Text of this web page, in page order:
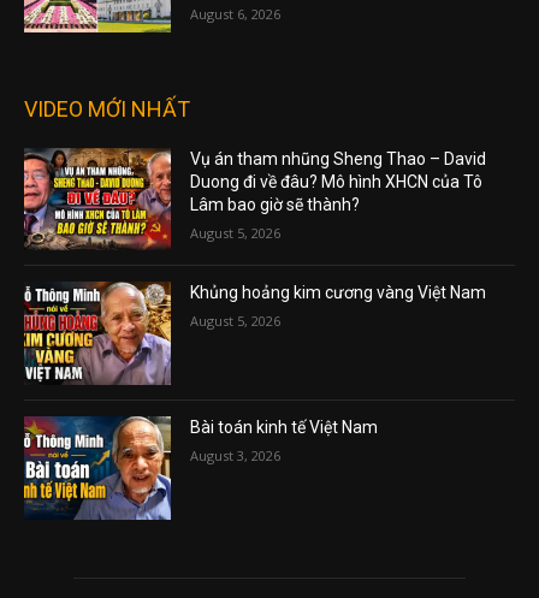
August 6, 2026
VIDEO MỚI NHẤT
Vụ án tham nhũng Sheng Thao – David
Duong đi về đâu? Mô hình XHCN của Tô
Lâm bao giờ sẽ thành?
August 5, 2026
Khủng hoảng kim cương vàng Việt Nam
August 5, 2026
Bài toán kinh tế Việt Nam
August 3, 2026